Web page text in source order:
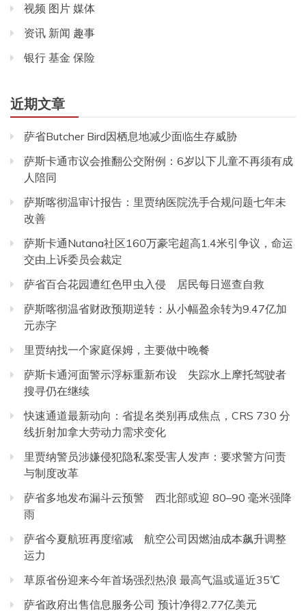
视频 图片 媒体
资讯 新闻 趣事
银行 基金 保险
近期文章
萨省Butcher Bird因栖息地减少面临生存威胁
萨斯卡通市议会推翻公交附例：6岁以下儿童不再须有成
人陪同
萨斯喀彻温审计报告：里贾纳医院洗手合规问题七年未
改善
萨斯卡通Nutana社区160万豪宅超高1.4米引争议，命运
交由上诉委员会裁定
萨省百合花园遭红色甲虫入侵 居民每日巡查自救
萨斯喀彻温省财政预期逆转：从小幅盈余转为9.47亿加
元赤字
里贾纳找一个家庭保姆，主要做中晚餐
萨斯卡通河面警示浮标重新布设 失踪水上摩托驾驶者
搜寻仍在继续
快速通道最新动向：省提名类别再成焦点，CRS 730 分
线折射加拿大劳动力需求变化
里贾纳警员涉嫌侵犯隐私案受害人发声：要求警方问责
与制度改革
萨省多地发布漏斗云预警 西北部或迎 80–90 毫米强降
雨
萨省今夏航班再度缩减 航空公司因燃油成本飙升调整
运力
草原省份迎来今年首场强烈热浪 最高气温或逼近35℃
萨省政府出售信息服务公司 预计净得2.77亿美元